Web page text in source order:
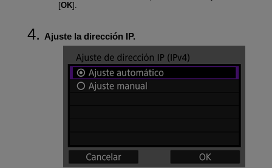
[OK].
Ajuste la dirección IP.